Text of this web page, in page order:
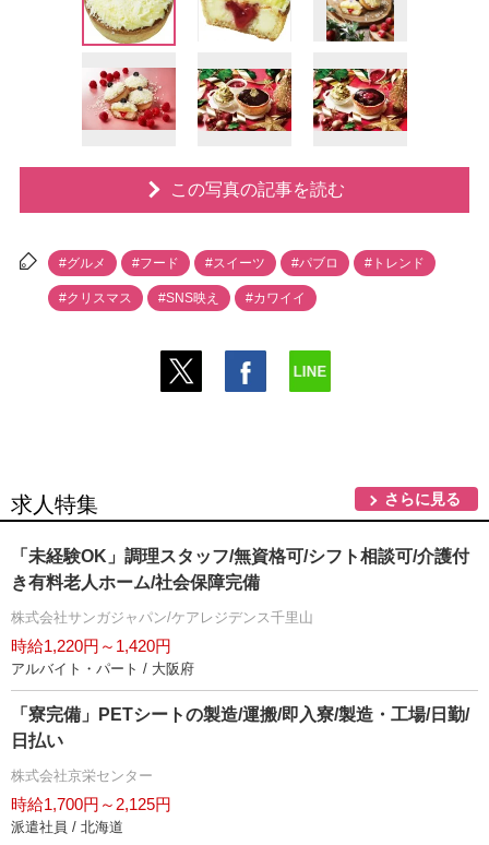
この写真の記事を読む
#グルメ #フード #スイーツ #パブロ #トレンド
#クリスマス #SNS映え #カワイイ
求人特集 さらに見る
「未経験OK」調理スタッフ/無資格可/シフト相談可/介護付
き有料老人ホーム/社会保障完備
株式会社サンガジャパン/ケアレジデンス千里山
時給1,220円～1,420円
アルバイト・パート / 大阪府
「寮完備」PETシートの製造/運搬/即入寮/製造・工場/日勤/
日払い
株式会社京栄センター
時給1,700円～2,125円
派遣社員 / 北海道